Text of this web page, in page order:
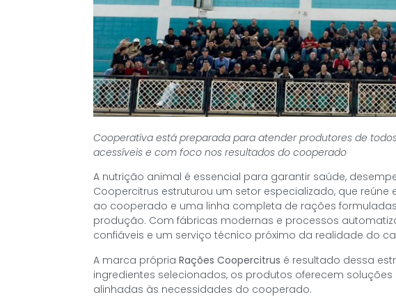
Cooperativa está preparada para atender produtores de
acessíveis e com foco nos resultados do cooperado
A nutrição animal é essencial para garantir saúde,
Coopercitrus estruturou um setor especializado, que
ao cooperado e uma linha completa de rações
produção. Com fábricas modernas e processos
confiáveis e um serviço técnico próximo da realidade do
A marca própria Rações Coopercitrus é resultado dessa
ingredientes selecionados, os produtos oferecem
alinhadas às necessidades do cooperado.